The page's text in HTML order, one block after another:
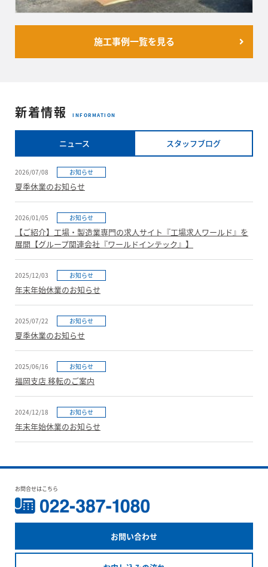
施工事例一覧を見る
新着情報 INFORMATION
ニュース スタッフブログ
2026/07/08 お知らせ
夏季休業のお知らせ
2026/01/05 お知らせ
【ご紹介】工場・製造業専門の求人サイト『工場求人ワールド』を
展開【グループ関連会社『ワールドインテック』】
2025/12/03 お知らせ
年末年始休業のお知らせ
2025/07/22 お知らせ
夏季休業のお知らせ
2025/06/16 お知らせ
福岡支店 移転のご案内
2024/12/18 お知らせ
年末年始休業のお知らせ
お問合せはこちら
お問い合わせ